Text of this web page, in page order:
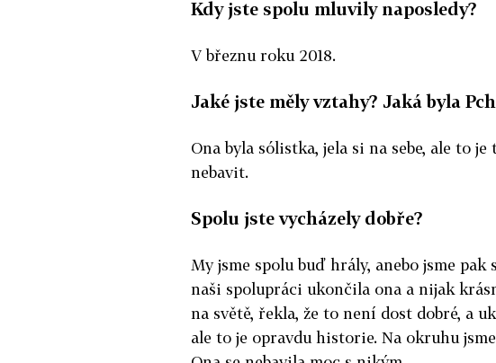
Kdy jste spolu mluvily naposledy?
V březnu roku 2018.
Jaké jste měly vztahy? Jaká byla
Ona byla sólistka, jela si na sebe, ale to
nebavit.
Spolu jste vycházely dobře?
My jsme spolu buď hrály, anebo jsme
naši spolupráci ukončila ona a nijak
na světě, řekla, že to není dost dobré, a
ale to je opravdu historie. Na okruhu